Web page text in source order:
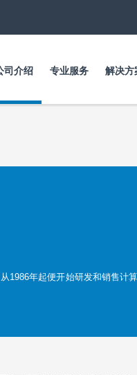
到
要
内
司介绍 专业服务 解决方
1986年起便开始研发和销售计